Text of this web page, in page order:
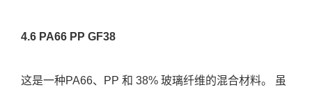
4.6 PA66 PP GF38
这是一种PA66、PP 和 38% 玻璃纤维的混合材料。 虽